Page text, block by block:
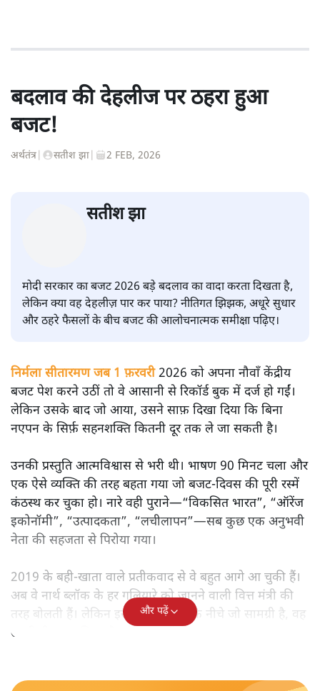
बदलाव की देहलीज पर ठहरा हुआ
बजट!
अर्थतंत्र सतीश झा 2 FEB, 2026
सतीश झा
मोदी सरकार का बजट 2026 बड़े बदलाव का वादा करता दिखता है,
और ठहरे फैसलों के बीच बजट की आलोचनात्मक समीक्षा पढ़िए।
बजट पेश करने उठीं तो वे आसानी से रिकॉर्ड बुक में दर्ज हो गईं।
लेकिन उसके बाद जो आया, उसने साफ़ दिखा दिया कि बिना
नएपन के सिर्फ़ सहनशक्ति कितनी दूर तक ले जा सकती है।
कंठस्थ कर चुका हो। नारे वही पुराने—“विकसित भारत”, “ऑरेंज